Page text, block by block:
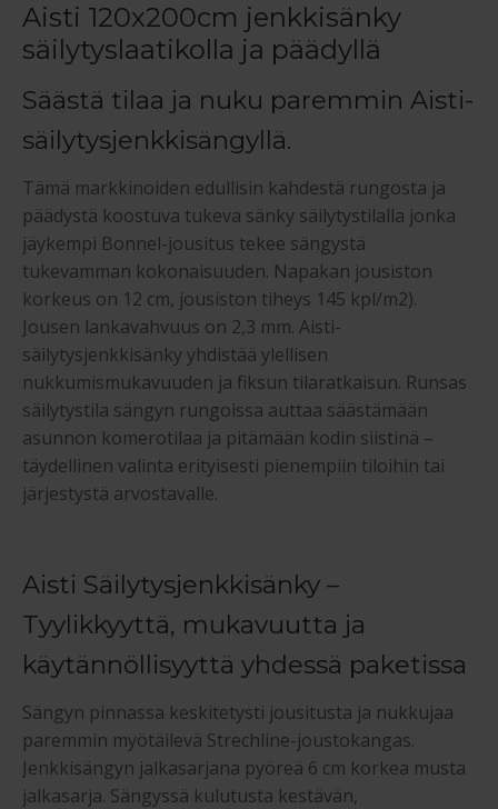
Aisti 120x200cm jenkkisänky
säilytyslaatikolla ja päädyllä
Säästä tilaa ja nuku paremmin Aisti-
säilytysjenkkisängyllä.
Tämä markkinoiden edullisin kahdestä rungosta ja
päädystä koostuva tukeva sänky säilytystilalla jonka
jäykempi Bonnel-jousitus tekee sängystä
tukevamman kokonaisuuden. Napakan jousiston
korkeus on 12 cm, jousiston tiheys 145 kpl/m2).
Jousen lankavahvuus on 2,3 mm. Aisti-
säilytysjenkkisänky yhdistää ylellisen
nukkumismukavuuden ja fiksun tilaratkaisun. Runsas
säilytystila sängyn rungoissa auttaa säästämään
asunnon komerotilaa ja pitämään kodin siistinä –
täydellinen valinta erityisesti pienempiin tiloihin tai
järjestystä arvostavalle.
Aisti Säilytysjenkkisänky –
Tyylikkyyttä, mukavuutta ja
käytännöllisyyttä yhdessä paketissa
Sängyn pinnassa keskitetysti jousitusta ja nukkujaa
paremmin myötäilevä Strechline-joustokangas.
Jenkkisängyn jalkasarjana pyöreä 6 cm korkea musta
jalkasarja. Sängyssä kulutusta kestävän,